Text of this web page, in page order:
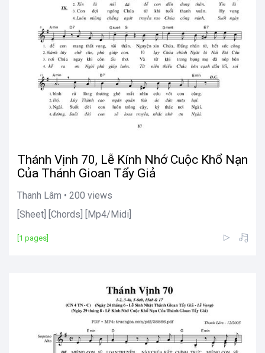
Thánh Vịnh 70, Lễ Kính Nhớ Cuộc Khổ Nạn
Của Thánh Gioan Tẩy Giả
Thanh Lâm • 200 views
[Sheet] [Chords] [Mp4/Midi]
[1 pages]